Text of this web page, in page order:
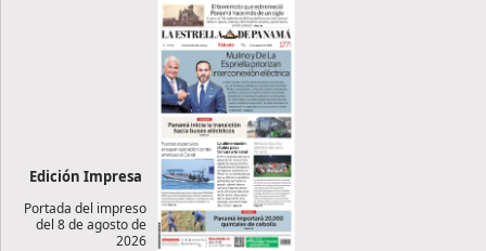
Edición Impresa
Portada del impreso
del 8 de agosto de
2026